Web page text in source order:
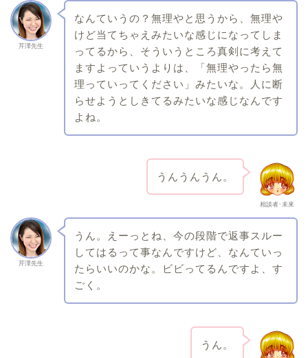
芹澤先生
なんていうの？無理やと思うから、無理や
けど当てちゃえみたいな感じになってしま
ってるから、そういうところ真剣に考えて
ますよっていうよりは、「無理やったら無
理っていってください」みたいな。人に断
らせようとしきてるみたいな感じなんです
よね。
相談者･未來
うんうんうん。
芹澤先生
うん。えーっとね、今の段階で返事スルー
してはるって事なんですけど、なんていっ
たらいいのかな。ビビってるんですよ、す
ごく。
うん。